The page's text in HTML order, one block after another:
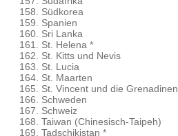
Südkorea
Spanien
Sri Lanka
St. Helena *
St. Kitts und Nevis
St. Lucia
St. Maarten
St. Vincent und die Grenadinen
Schweden
Schweiz
Taiwan (Chinesisch-Taipeh)
Tadschikistan *